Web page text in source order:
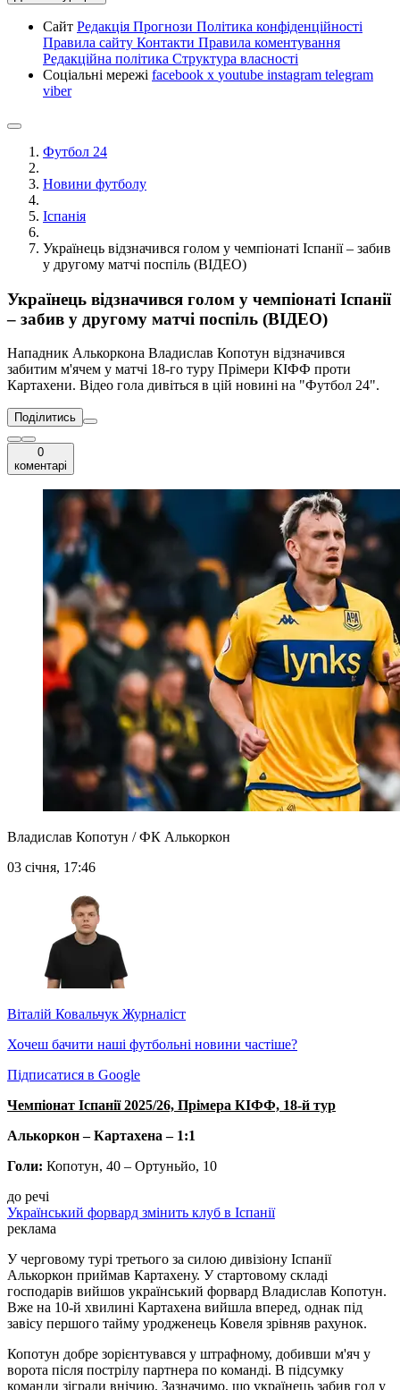
Сайт Редакція Прогнози Політика конфіденційності
Правила сайту Контакти Правила коментування
Редакційна політика Структура власності
Соціальні мережі facebook x youtube instagram telegram
viber
Футбол 24
Новини футболу
Іспанія
Українець відзначився голом у чемпіонаті Іспанії – забив
у другому матчі поспіль (ВІДЕО)
Українець відзначився голом у чемпіонаті Іспанії
– забив у другому матчі поспіль (ВІДЕО)
Нападник Алькоркона Владислав Копотун відзначився
забитим м'ячем у матчі 18-го туру Прімери КІФФ проти
Картахени. Відео гола дивіться в цій новині на "Футбол 24".
Поділитись
0
коментарі
Владислав Копотун / ФК Алькоркон
03 січня, 17:46
Віталій Ковальчук Журналіст
Хочеш бачити наші футбольні новини частіше?
Підписатися в Google
Чемпіонат Іспанії 2025/26, Прімера КІФФ, 18-й тур
Алькоркон – Картахена – 1:1
Голи: Копотун, 40 – Ортуньйо, 10
до речі
Український форвард змінить клуб в Іспанії
реклама
У черговому турі третього за силою дивізіону Іспанії
Алькоркон приймав Картахену. У стартовому складі
господарів вийшов український форвард Владислав Копотун.
Вже на 10-й хвилині Картахена вийшла вперед, однак під
завісу першого тайму уродженець Ковеля зрівняв рахунок.
Копотун добре зорієнтувався у штрафному, добивши м'яч у
ворота після пострілу партнера по команді. В підсумку
команди зіграли внічию. Зазначимо, що українець забив гол у